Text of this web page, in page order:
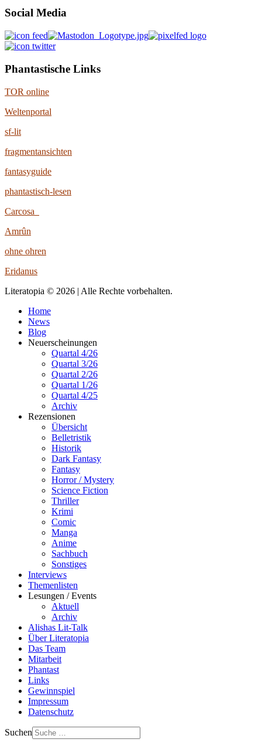
Social Media
Phantastische Links
TOR online
Weltenportal
sf-lit
fragmentansichten
fantasyguide
phantastisch-lesen
Carcosa
Amrûn
ohne ohren
Eridanus
Literatopia © 2026 | Alle Rechte vorbehalten.
Home
News
Blog
Neuerscheinungen
Quartal 4/26
Quartal 3/26
Quartal 2/26
Quartal 1/26
Quartal 4/25
Archiv
Rezensionen
Übersicht
Belletristik
Historik
Dark Fantasy
Fantasy
Horror / Mystery
Science Fiction
Thriller
Krimi
Comic
Manga
Anime
Sachbuch
Sonstiges
Interviews
Themenlisten
Lesungen / Events
Aktuell
Archiv
Alishas Lit-Talk
Über Literatopia
Das Team
Mitarbeit
Phantast
Links
Gewinnspiel
Impressum
Datenschutz
Suchen